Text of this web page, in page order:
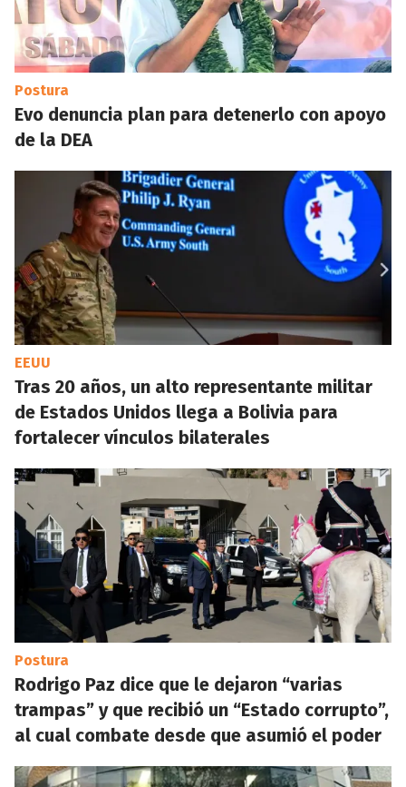
Postura
Evo denuncia plan para detenerlo con apoyo
de la DEA
EEUU
Tras 20 años, un alto representante militar
de Estados Unidos llega a Bolivia para
fortalecer vínculos bilaterales
Postura
Rodrigo Paz dice que le dejaron “varias
trampas” y que recibió un “Estado corrupto”,
al cual combate desde que asumió el poder